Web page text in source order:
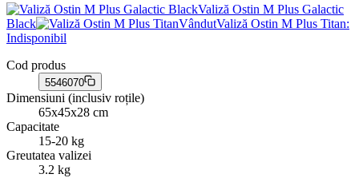
Valiză Ostin M Plus Galactic
Black
VândutValiză Ostin M Plus Titan:
Indisponibil
Cod produs
5546070
Dimensiuni (inclusiv roțile)
65х45х28 cm
Capacitate
15-20 kg
Greutatea valizei
3.2 kg